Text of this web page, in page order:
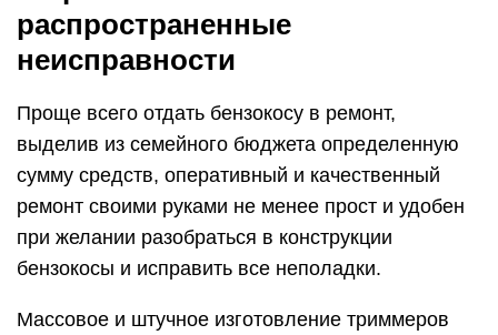
распространенные
неисправности
Проще всего отдать бензокосу в ремонт,
выделив из семейного бюджета определенную
сумму средств, оперативный и качественный
ремонт своими руками не менее прост и удобен
при желании разобраться в конструкции
бензокосы и исправить все неполадки.
Массовое и штучное изготовление триммеров